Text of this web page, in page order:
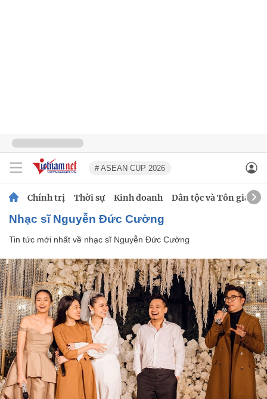
# ASEAN CUP 2026
Chính trị Thời sự Kinh doanh Dân tộc và Tôn giáo
nhạc sĩ Nguyễn Đức Cường
Tin tức mới nhất về nhạc sĩ Nguyễn Đức Cường